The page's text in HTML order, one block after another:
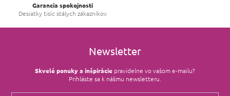
Garancia spokojnosti
Desiatky tisíc stálych zákazníkov
Newsletter
Skvelé ponuky a inšpirácie pravidelne vo vašom e‑mailu?
Prihláste sa k nášmu newsletteru.